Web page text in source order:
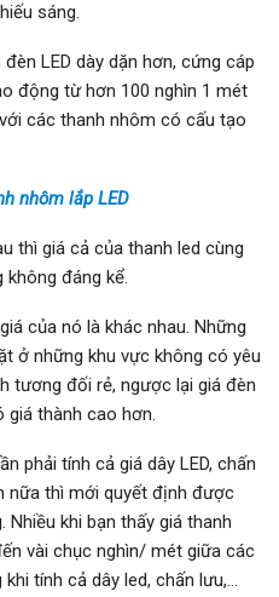
sáng.
LED dày dặn hơn, cứng cáp
động từ hơn 100 nghìn 1 mét
các thanh nhôm có cấu tạo
nhôm lắp LED
thì giá cả của thanh led cùng
đáng kể.
của nó là khác nhau. Những
ở những khu vực không có yêu
tương đối rẻ, ngược lại giá đèn
giá thành cao hơn.
phải tính cả giá dây LED, chấn
nữa thì mới quyết định được
khi bạn thấy giá thanh
vài chục nghìn/ mét giữa các
tính cả dây led, chấn lưu,…